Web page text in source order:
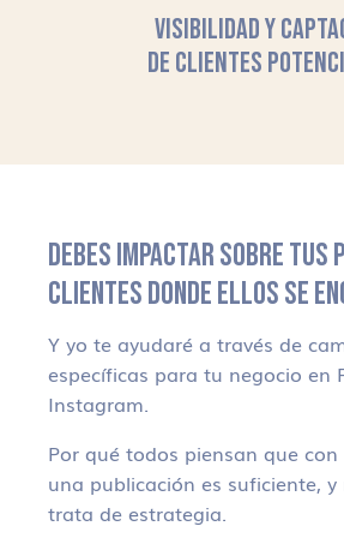
VISIBILIDAD Y
DE CLIENTES
DEBES IMPACTAR SOBRE TUS
CLIENTES DONDE ELLOS SE
Y yo te ayudaré a través de
específicas para tu negocio en
Instagram.
Por qué todos piensan que
una publicación es suficiente, y
trata de estrategia.